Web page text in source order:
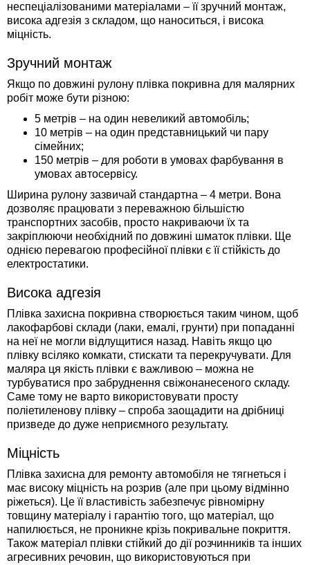
неспеціалізованими матеріалами – її зручний монтаж,
висока адгезія з складом, що наноситься, і висока
міцність.
Зручний монтаж
Якщо по довжині рулону плівка покривна для малярних
робіт може бути різною:
5 метрів – на один невеликий автомобіль;
10 метрів – на один представницький чи пару
сімейних;
150 метрів – для роботи в умовах фарбування в
умовах автосервісу.
Ширина рулону зазвичай стандартна – 4 метри. Вона
дозволяє працювати з переважною більшістю
транспортних засобів, просто накриваючи їх та
закріплюючи необхідний по довжині шматок плівки. Ще
однією перевагою професійної плівки є її стійкість до
електростатики.
Висока адгезія
Плівка захисна покривна створюється таким чином, щоб
лакофарбові склади (лаки, емалі, грунти) при попаданні
на неї не могли відлущитися назад. Навіть якщо цю
плівку всіляко комкати, стискати та перекручувати. Для
маляра ця якість плівки є важливою – можна не
турбуватися про забруднення свіжонанесеного складу.
Саме тому не варто використовувати просту
поліетиленову плівку – спроба заощадити на дрібниці
призведе до дуже неприємного результату.
Міцність
Плівка захисна для ремонту автомобіля не тягнеться і
має високу міцність на розрив (але при цьому відмінно
ріжеться). Це її властивість забезпечує рівномірну
товщину матеріалу і гарантію того, що матеріал, що
напилюється, не проникне крізь покривальне покриття.
Також матеріал плівки стійкий до дії розчинників та інших
агресивних речовин, що використовуються при